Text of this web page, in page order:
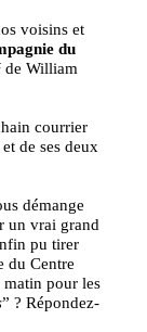
voisins et
du
de William
courrier
et de ses deux
démange
un vrai grand
pu tirer
du Centre
matin pour les
” ? Répondez-